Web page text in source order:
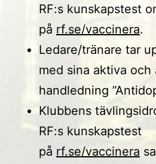
RF:s kunskapstest
på rf.se/vaccinera.
Ledare/tränare tar
med sina aktiva och
handledning
Klubbens
RF:s kunskapstest
på rf.se/vaccinera